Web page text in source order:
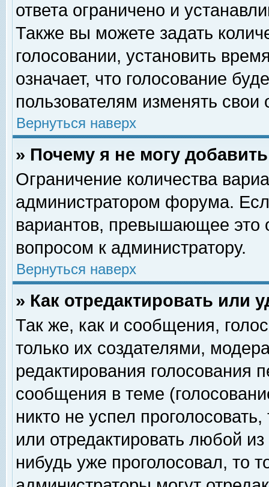
ответа ограничено и
Также вы можете задать
голосовании, установить
означает, что голосование
пользователям изменять свои
Вернуться наверх
» Почему я не могу
Ограничение количества
администратором форума.
вариантов, превышающее это
вопросом к администратору.
Вернуться наверх
» Как отредактировать или
Так же, как и сообщения,
только их создателями,
редактирования голосования
сообщения в теме
никто не успел
или отредактировать любой
нибудь уже проголосовал, то